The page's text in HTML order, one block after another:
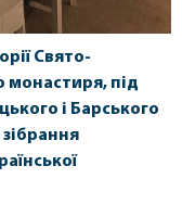
Свято-
монастиря, під
і Барського